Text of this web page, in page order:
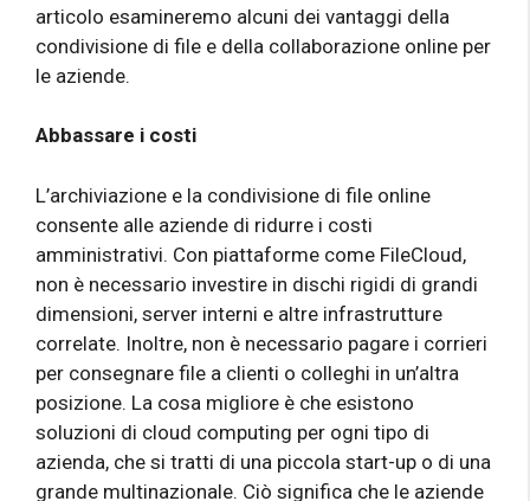
articolo esamineremo alcuni dei vantaggi della
condivisione di file e della collaborazione online per
le aziende.
Abbassare i costi
L’archiviazione e la condivisione di file online
consente alle aziende di ridurre i costi
amministrativi. Con piattaforme come FileCloud,
non è necessario investire in dischi rigidi di grandi
dimensioni, server interni e altre infrastrutture
correlate. Inoltre, non è necessario pagare i corrieri
per consegnare file a clienti o colleghi in un’altra
posizione. La cosa migliore è che esistono
soluzioni di cloud computing per ogni tipo di
azienda, che si tratti di una piccola start-up o di una
grande multinazionale. Ciò significa che le aziende